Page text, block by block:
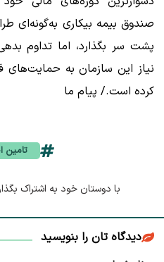
صندوق بیمه بیکاری به‌گونه‌ای
پشت سر بگذارد، اما تداوم
نیاز این سازمان به
کرده است./ پیام ما
تامین
با دوستان خود به اشتراک
دیدگاه تان را بنویسید